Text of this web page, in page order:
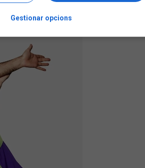
Gestionar opcions